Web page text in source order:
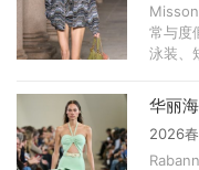
常与度
泳装、
华丽
2026